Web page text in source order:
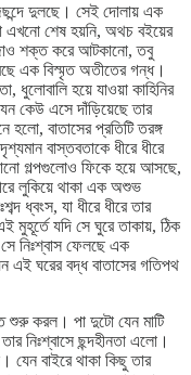
দুলছে। সেই দোলায় এক
শেষ হয়নি, অথচ বইয়ের
শক্ত করে আটকানো, তবু
এক বিস্মৃত অতীতের গন্ধ।
ধুলোবালি হয়ে যাওয়া কাহিনির
কেউ এসে দাঁড়িয়েছে তার
বাতাসের প্রতিটি তরঙ্গ
বাস্তবতাকে ধীরে ধীরে
গল্পগুলোও ফিকে হয়ে আসছে,
লুকিয়ে থাকা এক অশুভ
ধ্বংস, যা ধীরে ধীরে তার
মুহূর্তে যদি সে ঘুরে তাকায়, ঠিক
নিঃশ্বাস ফেলছে এক
এই ঘরের বদ্ধ বাতাসের গতিপথ
শুরু করল। পা দুটো যেন মাটি
নিঃশ্বাসে ছন্দহীনতা এলো।
বাইরে থাকা কিছু তার